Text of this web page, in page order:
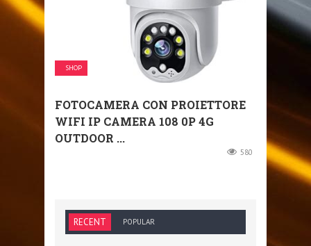
SHOP
FOTOCAMERA CON PROIETTORE
WIFI IP CAMERA 108 0P 4G
OUTDOOR ...
580
RECENT POPULAR